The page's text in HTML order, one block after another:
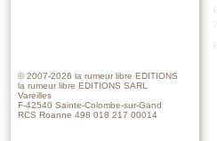
© 2007-2026 la rumeur libre EDITIONS
la rumeur libre EDITIONS SARL
Vareilles
F-42540 Sainte-Colombe-sur-Gand
RCS Roanne 498 018 217 00014